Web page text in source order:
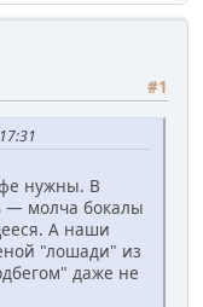
#1
нужны. В
— молча бокалы
А наши
"лошади" из
даже не